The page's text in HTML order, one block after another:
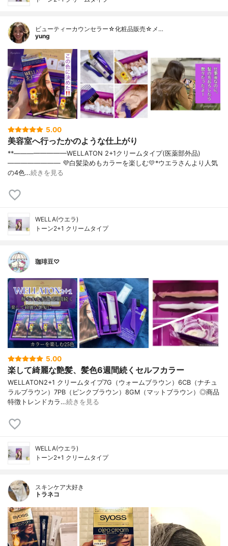
ビューティーカウンセラー☆化粧品販売☆メ…
yung
5.00
美容室へ行ったかのような仕上がり
**————————⁡WELLATON 2+1クリームタイプ⁡(医薬部外品)⁡
————————⁡⁡ ⁡💜白髪染めもカラーを楽しむ💛⁡⁡*ウエラさんより人気
の4色…続きを見る
WELLA(ウエラ)
トーン2+1 クリームタイプ
珈琲豆♡
5.00
楽して綺麗な艶髪、髪色6週間続くセルフカラー
WELLATON2+1 クリームタイプ7G（ウォームブラウン）6CB（ナチュ
ラルブラウン）7PB（ピンクブラウン）8GM（マットブラウン）◎商品
特徴トレンドカラ…続きを見る
WELLA(ウエラ)
トーン2+1 クリームタイプ
スキンケア大好き
トラネコ